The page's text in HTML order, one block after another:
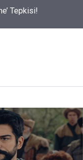
Tepkisi!